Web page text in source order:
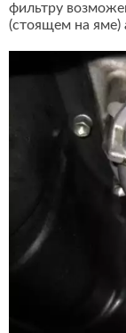
фильтру
(стоящем на яме)